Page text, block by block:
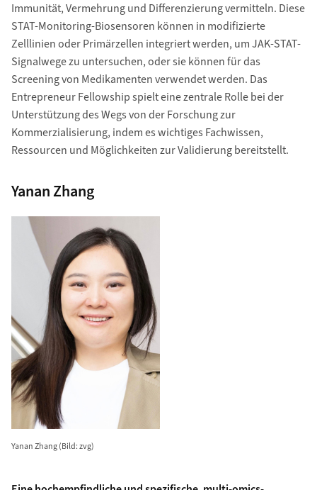
Immunität, Vermehrung und Differenzierung vermitteln. Diese
STAT-Monitoring-Biosensoren können in modifizierte
Zelllinien oder Primärzellen integriert werden, um JAK-STAT-
Signalwege zu untersuchen, oder sie können für das
Screening von Medikamenten verwendet werden. Das
Entrepreneur Fellowship spielt eine zentrale Rolle bei der
Unterstützung des Wegs von der Forschung zur
Kommerzialisierung, indem es wichtiges Fachwissen,
Ressourcen und Möglichkeiten zur Validierung bereitstellt.
Yanan Zhang
Yanan Zhang (Bild: zvg)